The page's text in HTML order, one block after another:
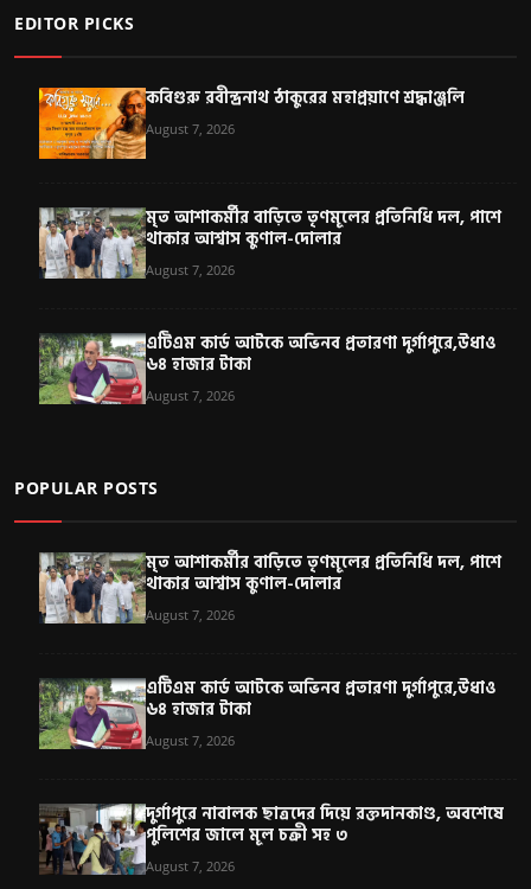
EDITOR PICKS
কবিগুরু রবীন্দ্রনাথ ঠাকুরের মহাপ্রয়াণে শ্রদ্ধাঞ্জলি
August 7, 2026
মৃত আশাকর্মীর বাড়িতে তৃণমূলের প্রতিনিধি দল, পাশে
থাকার আশ্বাস কুণাল-দোলার
August 7, 2026
এটিএম কার্ড আটকে অভিনব প্রতারণা দুর্গাপুরে,উধাও
৬৪ হাজার টাকা
August 7, 2026
POPULAR POSTS
মৃত আশাকর্মীর বাড়িতে তৃণমূলের প্রতিনিধি দল, পাশে
থাকার আশ্বাস কুণাল-দোলার
August 7, 2026
এটিএম কার্ড আটকে অভিনব প্রতারণা দুর্গাপুরে,উধাও
৬৪ হাজার টাকা
August 7, 2026
দুর্গাপুরে নাবালক ছাত্রদের দিয়ে রক্তদানকাণ্ড, অবশেষে
পুলিশের জালে মূল চক্রী সহ ৩
August 7, 2026